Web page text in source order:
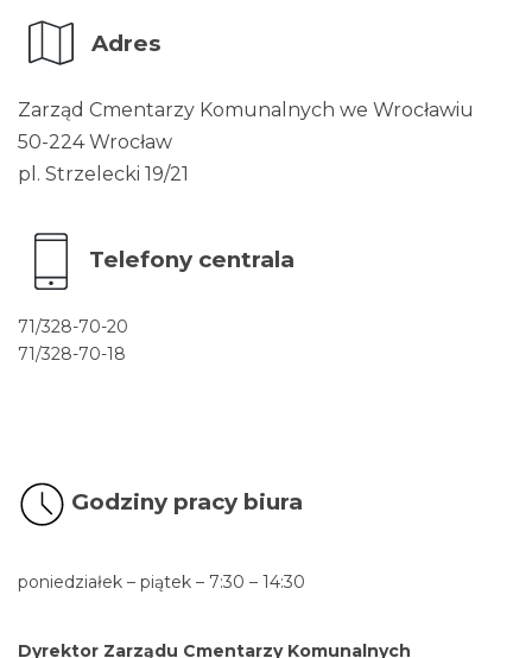
Adres
Zarząd Cmentarzy Komunalnych we Wrocławiu
50-224 Wrocław
pl. Strzelecki 19/21
Telefony centrala
71/328-70-20
71/328-70-18
Godziny pracy biura
poniedziałek – piątek – 7:30 – 14:30
Dyrektor Zarządu Cmentarzy Komunalnych